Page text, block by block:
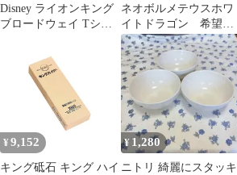
Disney ライオンキング
ブロードウェイ Tシャ
ネオボルメテウスホワ
イトドラゴン 希望と
勝利の伝説
¥ 9,152
キング砥石 キング ハイ
¥ 1,280
ニトリ 綺麗にスタッキ